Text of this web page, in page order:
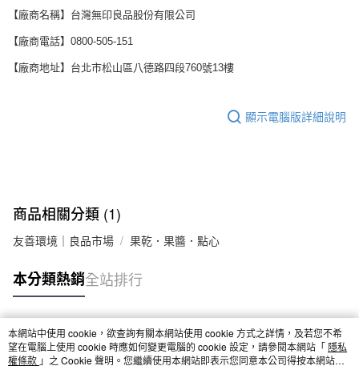
【廠商名稱】台灣無印良品股份有限公司
【廠商電話】0800-505-151
【廠商地址】台北市松山區八德路四段760號13樓
顯示電腦版詳細說明
商品相關分類 (1)
友善環境｜良品市場 果乾．果醬．點心
本分類熱銷全站排行
熱門標籤
本網站中使用 cookie，欲查詢有關本網站使用 cookie 方式之詳情，及若您不希
望在電腦上使用 cookie 時應如何變更電腦的 cookie 設定，請參閱本網站「 隱私
權條款 」之 Cookie 聲明。您繼續使用本網站即表示您同意本公司得按本網站使